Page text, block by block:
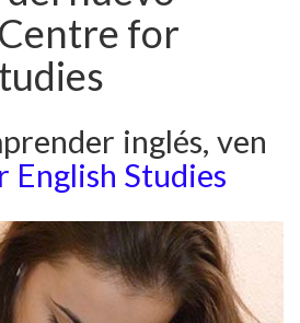
for
inglés, ven
English Studies